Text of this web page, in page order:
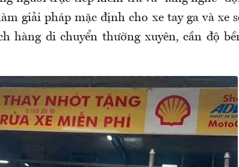
giải pháp mặc định cho xe tay ga và xe
hàng di chuyển thường xuyên, cần độ